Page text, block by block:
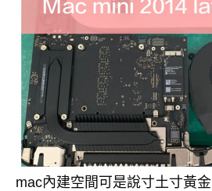
mac內建空間可是說寸土寸黃金